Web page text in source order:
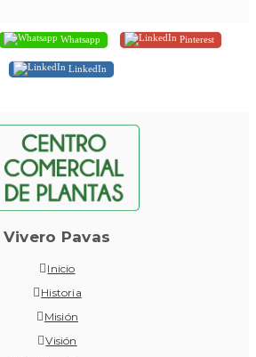
Whatsapp Pinterest
LinkedIn
Vivero Pavas
Inicio
Historia
Misión
Visión